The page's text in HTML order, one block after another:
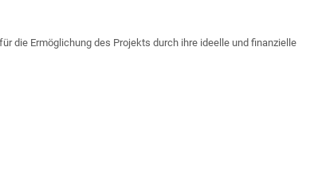
die Ermöglichung des Projekts durch ihre ideelle und finanzielle